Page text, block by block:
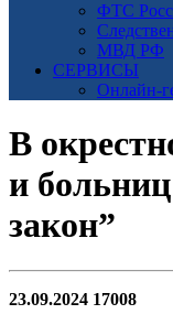
ФТС
МВД РФ
СЕРВИСЫ
Онлайн-
В
и
закон”
23.09.2024 17008